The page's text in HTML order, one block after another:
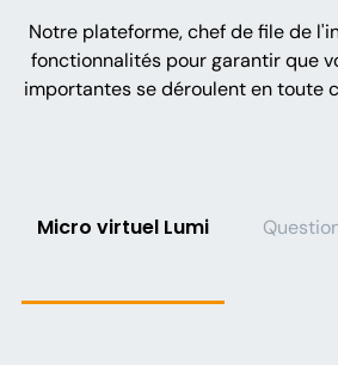
Notre plateforme, chef de file de
fonctionnalités pour garantir que
importantes se déroulent en toute
Micro virtuel Lumi